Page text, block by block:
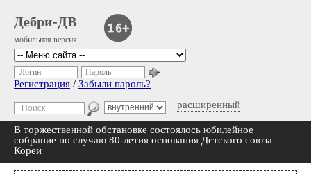
Дебри-ДВ
мобильная версия
расширенный
Логин Пароль
Регистрация / Забыли пароль?
В торжественной обстановке состоялось юбилейное
собрание по случаю 80-летия основания Детского союза
Кореи